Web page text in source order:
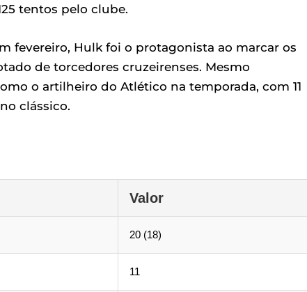
tentos pelo clube.
fevereiro, Hulk foi o protagonista ao marcar os
de torcedores cruzeirenses. Mesmo
o artilheiro do Atlético na temporada, com 11
clássico.
Valor
20 (18)
11